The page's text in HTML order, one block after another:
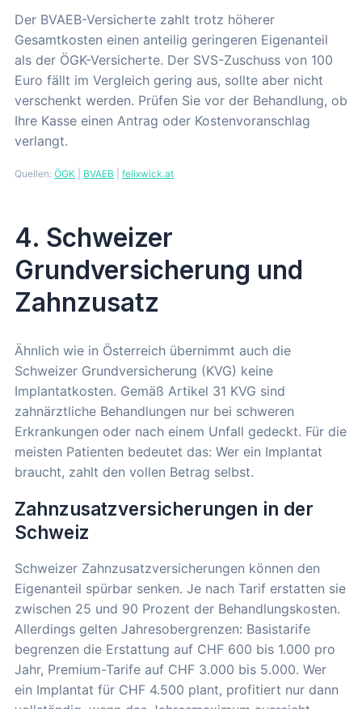
Der BVAEB-Versicherte zahlt trotz höherer
Gesamtkosten einen anteilig geringeren Eigenanteil
als der ÖGK-Versicherte. Der SVS-Zuschuss von 100
Euro fällt im Vergleich gering aus, sollte aber nicht
verschenkt werden. Prüfen Sie vor der Behandlung, ob
Ihre Kasse einen Antrag oder Kostenvoranschlag
verlangt.
Quellen: ÖGK BVAEB felixwick.at
4. Schweizer
Grundversicherung und
Zahnzusatz
Ähnlich wie in Österreich übernimmt auch die
Schweizer Grundversicherung (KVG) keine
Implantatkosten. Gemäß Artikel 31 KVG sind
zahnärztliche Behandlungen nur bei schweren
Erkrankungen oder nach einem Unfall gedeckt. Für die
meisten Patienten bedeutet das: Wer ein Implantat
braucht, zahlt den vollen Betrag selbst.
Zahnzusatzversicherungen in der
Schweiz
Schweizer Zahnzusatzversicherungen können den
Eigenanteil spürbar senken. Je nach Tarif erstatten sie
zwischen 25 und 90 Prozent der Behandlungskosten.
Allerdings gelten Jahresobergrenzen: Basistarife
begrenzen die Erstattung auf CHF 600 bis 1.000 pro
Jahr, Premium-Tarife auf CHF 3.000 bis 5.000. Wer
ein Implantat für CHF 4.500 plant, profitiert nur dann